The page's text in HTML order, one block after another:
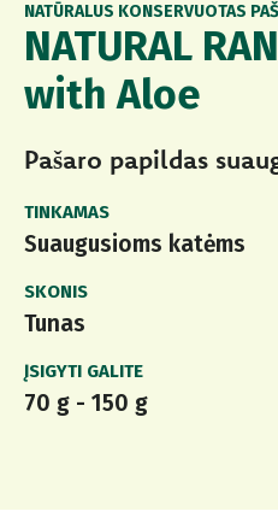
NATURAL
with Aloe
NATŪRALUS KONSERVUOTAS
Pašaro papildas
TINKAMAS
Suaugusioms katėms
SKONIS
Tunas
ĮSIGYTI GALITE
70 g - 150 g